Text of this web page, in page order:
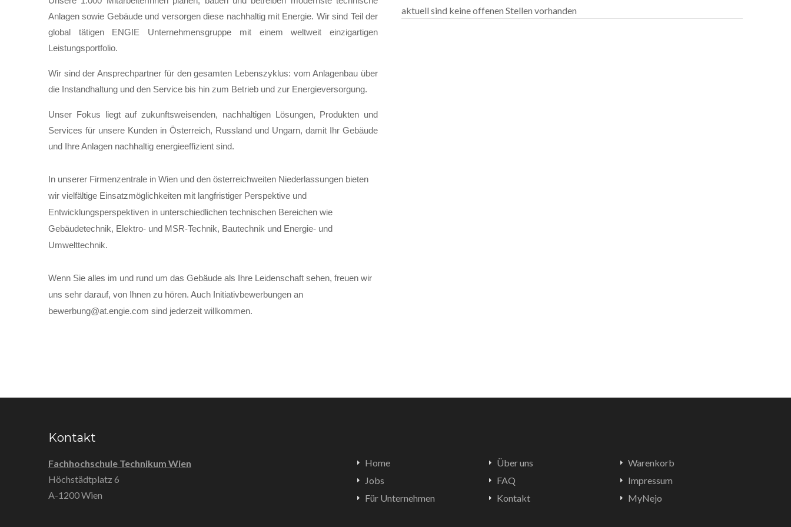
Anlagen sowie Gebäude und versorgen diese nachhaltig mit Energie. Wir sind Teil der
global tätigen ENGIE Unternehmensgruppe mit einem weltweit einzigartigen
Leistungsportfolio.
Wir sind der Ansprechpartner für den gesamten Lebenszyklus: vom Anlagenbau über
die Instandhaltung und den Service bis hin zum Betrieb und zur Energieversorgung.
Unser Fokus liegt auf zukunftsweisenden, nachhaltigen Lösungen, Produkten und
Services für unsere Kunden in Österreich, Russland und Ungarn, damit Ihr Gebäude
und Ihre Anlagen nachhaltig energieeffizient sind.
In unserer Firmenzentrale in Wien und den österreichweiten Niederlassungen bieten
wir vielfältige Einsatzmöglichkeiten mit langfristiger Perspektive und
Entwicklungsperspektiven in unterschiedlichen technischen Bereichen wie
Gebäudetechnik, Elektro- und MSR-Technik, Bautechnik und Energie- und
Umwelttechnik.
Wenn Sie alles im und rund um das Gebäude als Ihre Leidenschaft sehen, freuen wir
uns sehr darauf, von Ihnen zu hören. Auch Initiativbewerbungen an
bewerbung@at.engie.com sind jederzeit willkommen.
aktuell sind keine offenen Stellen vorhanden
Kontakt
Fachhochschule Technikum Wien
Höchstädtplatz 6
A-1200 Wien
Home
Jobs
Für Unternehmen
Über uns
FAQ
Kontakt
Warenkorb
Impressum
MyNejo